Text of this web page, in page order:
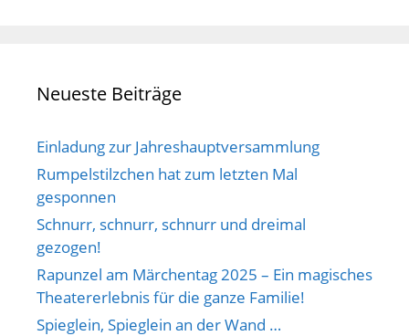
Neueste Beiträge
Einladung zur Jahreshauptversammlung
Rumpelstilzchen hat zum letzten Mal
gesponnen
Schnurr, schnurr, schnurr und dreimal
gezogen!
Rapunzel am Märchentag 2025 – Ein magisches
Theatererlebnis für die ganze Familie!
Spieglein, Spieglein an der Wand …